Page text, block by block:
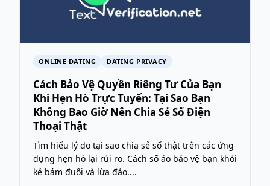
ONLINE DATING DATING PRIVACY
Cách Bảo Vệ Quyền Riêng Tư Của Bạn
Khi Hẹn Hò Trực Tuyến: Tại Sao Bạn
Không Bao Giờ Nên Chia Sẻ Số Điện
Thoại Thật
Tìm hiểu lý do tại sao chia sẻ số thật trên các ứng
dụng hẹn hò lại rủi ro. Cách số ảo bảo vệ bạn khỏi
kẻ bám đuôi và lừa đảo....